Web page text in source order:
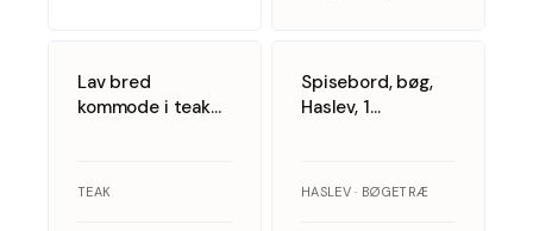
Lav bred
kommode i teak
TEAK
Spisebord, bøg,
Haslev, 1
HASLEV · BØGETRÆ